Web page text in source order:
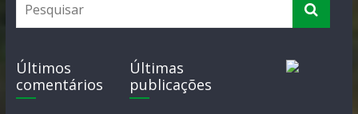
Últimos
comentários
Últimas
publicações